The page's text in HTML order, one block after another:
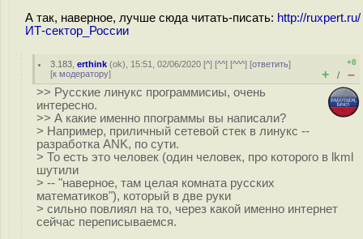
А так, наверное, лучше сюда читать-писать: http://ruxpert.ru/
ИТ-сектор_России
3.183 ,erthink (ok), 15:51, 02/06/2020 [^] [^^] [^^^] [ответить]
[к модератору]
+8
+ / –
>> Русские линукс программисиы, очень
интересно.
>> А какие именно ппограммы вы написали?
> Например, приличный сетевой стек в линукс --
разработка ANK, по сути.
> То есть это человек (один человек, про которого в lkml
шутили
> -- "наверное, там целая комната русских
математиков"), который в две руки
> сильно повлиял на то, через какой именно интернет
сейчас переписываемся.